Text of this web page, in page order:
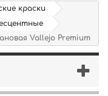
краски
Vallejo Premium